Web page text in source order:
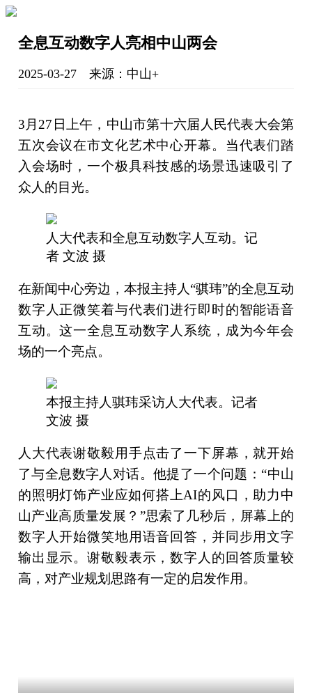
全息互动数字人亮相中山两会
2025-03-27 来源：中山+
3月27日上午，中山市第十六届人民代表大会第
五次会议在市文化艺术中心开幕。当代表们踏
入会场时，一个极具科技感的场景迅速吸引了
众人的目光。
人大代表和全息互动数字人互动。记
者 文波 摄
在新闻中心旁边，本报主持人“骐玮”的全息互动
数字人正微笑着与代表们进行即时的智能语音
互动。这一全息互动数字人系统，成为今年会
场的一个亮点。
本报主持人骐玮采访人大代表。记者
文波 摄
人大代表谢敬毅用手点击了一下屏幕，就开始
了与全息数字人对话。他提了一个问题：“中山
的照明灯饰产业应如何搭上AI的风口，助力中
山产业高质量发展？”思索了几秒后，屏幕上的
数字人开始微笑地用语音回答，并同步用文字
输出显示。谢敬毅表示，数字人的回答质量较
高，对产业规划思路有一定的启发作用。